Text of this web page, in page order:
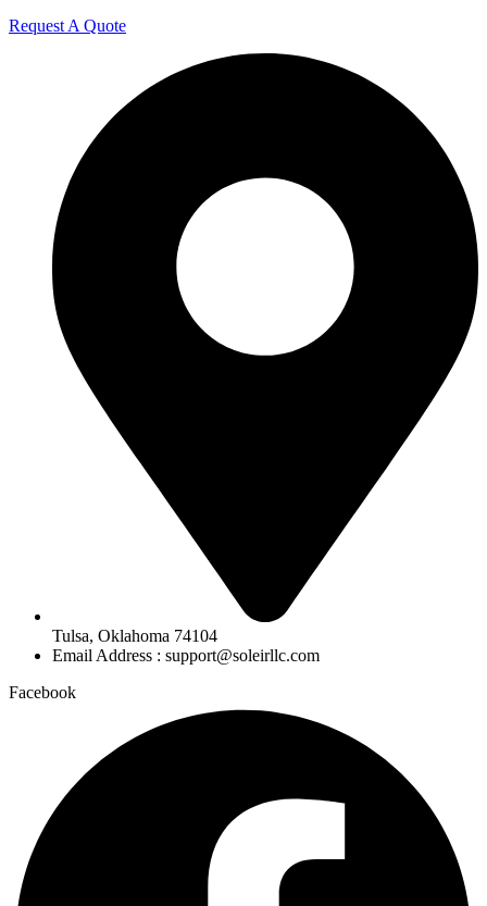
Request A Quote
Tulsa, Oklahoma 74104
Email Address : support@soleirllc.com
Facebook